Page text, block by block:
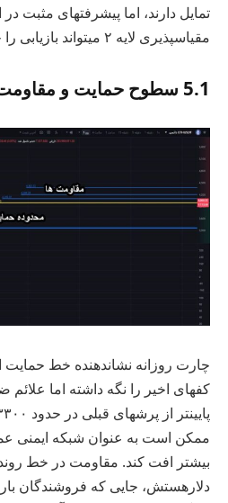
تمایل دارند، اما پیشرفتهای مثبت
مقیاسپذیری لایه ۲ میتواند بازیابی را حمایت کند.
5.1 سطوح حمایت و مقاومت
کفهای اخیر را نگه داشته اما
ممکن است به عنوان شبکه ایمنی
دلارهستش، جایی که فروشندگان